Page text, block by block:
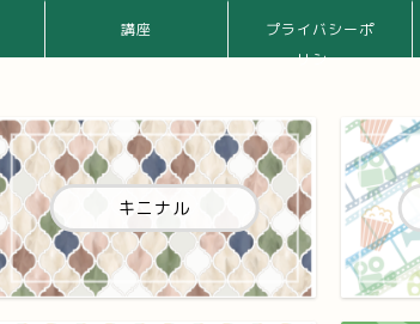
講座
プライバシーポ
リシー
キニナル